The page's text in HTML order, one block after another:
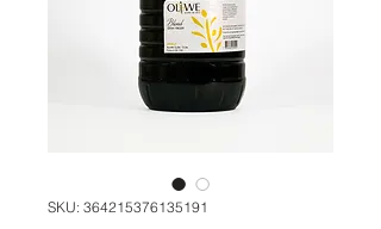
SKU: 364215376135191